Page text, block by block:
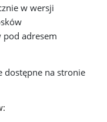
w wersji
pod adresem
dostępne na stronie